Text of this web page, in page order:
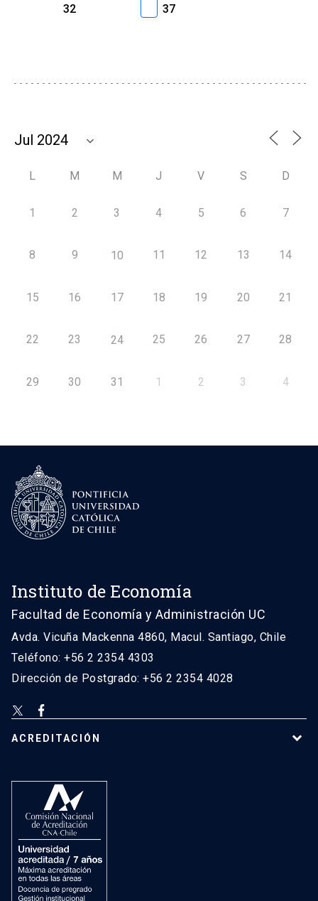
32
37
L M M J V S D
1 2 3 4 5 6 7
8 9 10 11 12 13 14
15 16 17 18 19 20 21
22 23 24 25 26 27 28
29 30 31 1 2 3 4
Instituto de Economía
Facultad de Economía y Administración UC
Avda. Vicuña Mackenna 4860, Macul. Santiago, Chile
Teléfono: +56 2 2354 4303
Dirección de Postgrado: +56 2 2354 4028
ACREDITACIÓN